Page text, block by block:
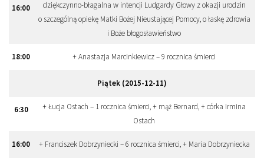
16:00
dziękczynno-błagalna w intencji Ludgardy Głowy z okazji urodzin
o szczególną opiekę Matki Bożej Nieustającej Pomocy, o łaskę zdrowia
i Boże błogosławieństwo
18:00 + Anastazja Marcinkiewicz – 9 rocznica śmierci
Piątek (2015-12-11)
6:30
+ Łucja Ostach – 1 rocznica śmierci, + mąż Bernard, + córka Irmina
Ostach
16:00 + Franciszek Dobrzyniecki – 6 rocznica śmierci, + Maria Dobrzyniecka